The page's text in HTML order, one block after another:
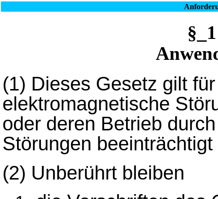
(1) Dieses Gesetz gilt
elektromagnetische
oder deren Betrieb
Störungen
(2) Unberührt bleiben